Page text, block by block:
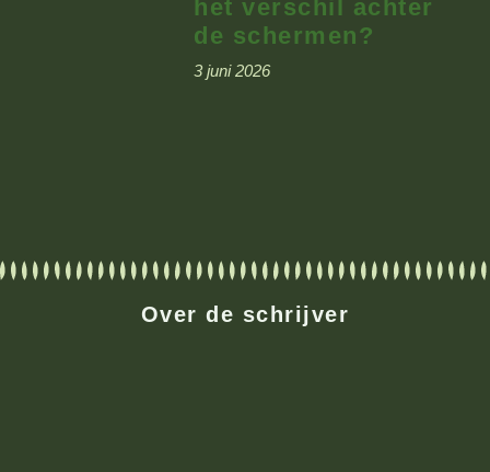
het verschil achter
de schermen?
3 juni 2026
Over de schrijver